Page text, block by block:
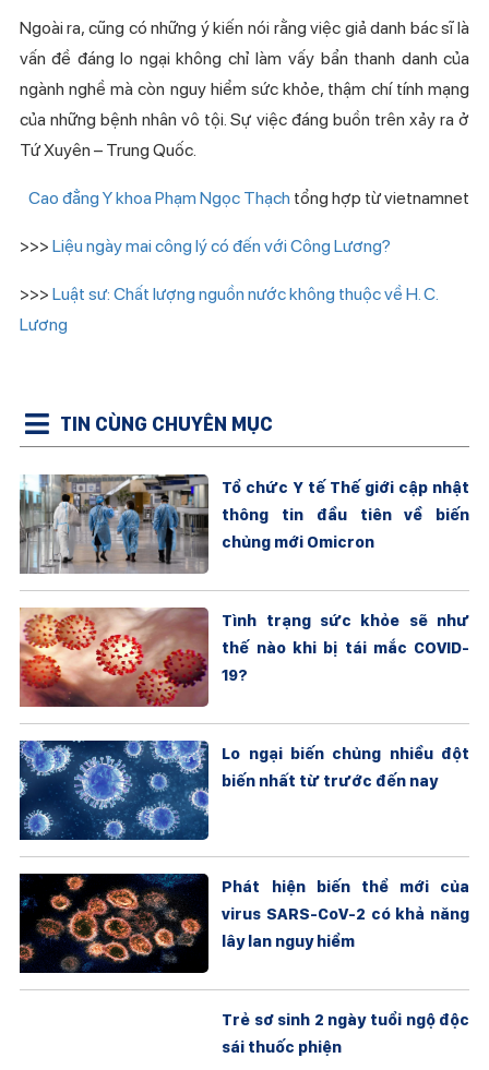
Ngoài ra, cũng có những ý kiến nói rằng việc giả danh bác sĩ là
vấn đề đáng lo ngại không chỉ làm vấy bẩn thanh danh của
ngành nghề mà còn nguy hiểm sức khỏe, thậm chí tính mạng
của những bệnh nhân vô tội. Sự việc đáng buồn trên xảy ra ở
Tứ Xuyên – Trung Quốc.
Cao đẳng Y khoa Phạm Ngọc Thạch tổng hợp từ vietnamnet
>>> Liệu ngày mai công lý có đến với Công Lương?
>>> Luật sư: Chất lượng nguồn nước không thuộc về H. C.
Lương
TIN CÙNG CHUYÊN MỤC
Tổ chức Y tế Thế giới cập nhật
thông tin đầu tiên về biến
chủng mới Omicron
Tình trạng sức khỏe sẽ như
thế nào khi bị tái mắc COVID-
19?
Lo ngại biến chủng nhiều đột
biến nhất từ trước đến nay
Phát hiện biến thể mới của
virus SARS-CoV-2 có khả năng
lây lan nguy hiểm
Trẻ sơ sinh 2 ngày tuổi ngộ độc
sái thuốc phiện